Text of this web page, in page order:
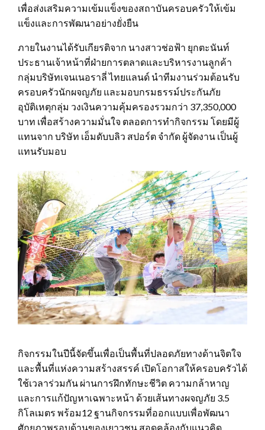
เพื่อส่งเสริมความเข้มแข็งของสถาบันครอบครัวให้เข้ม
แข็งและการพัฒนาอย่างยั่งยืน
ภายในงานได้รับเกียรติจาก นางสาวช่อฟ้า ยุกตะนันท์
ประธานเจ้าหน้าที่ฝ่ายการตลาดและบริหารงานลูกค้า
กลุ่มบริษัทเจนเนอราลี่ ไทยแลนด์ นำทีมงานร่วมต้อนรับ
ครอบครัวนักผจญภัย และมอบกรมธรรม์ประกันภัย
อุบัติเหตุกลุ่ม วงเงินความคุ้มครองรวมกว่า 37,350,000
บาท เพื่อสร้างความมั่นใจ ตลอดการทำกิจกรรม โดยมีผู้
แทนจาก บริษัท เอ็มดับบลิว สปอร์ต จำกัด ผู้จัดงาน เป็นผู้
แทนรับมอบ
กิจกรรมในปีนี้จัดขึ้นเพื่อเป็นพื้นที่ปลอดภัยทางด้านจิตใจ
และพื้นที่แห่งความสร้างสรรค์ เปิดโอกาสให้ครอบครัวได้
ใช้เวลาร่วมกัน ผ่านการฝึกทักษะชีวิต ความกล้าหาญ
และการแก้ปัญหาเฉพาะหน้า ด้วยเส้นทางผจญภัย 3.5
กิโลเมตร พร้อม12 ฐานกิจกรรมที่ออกแบบเพื่อพัฒนา
ศักยภาพรอบด้านของเยาวชน สอดคล้องกับแนวคิด